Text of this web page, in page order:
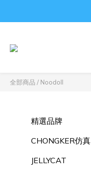
全部商品 / Noodoll
精選品牌
CHONGKER仿真
JELLYCAT